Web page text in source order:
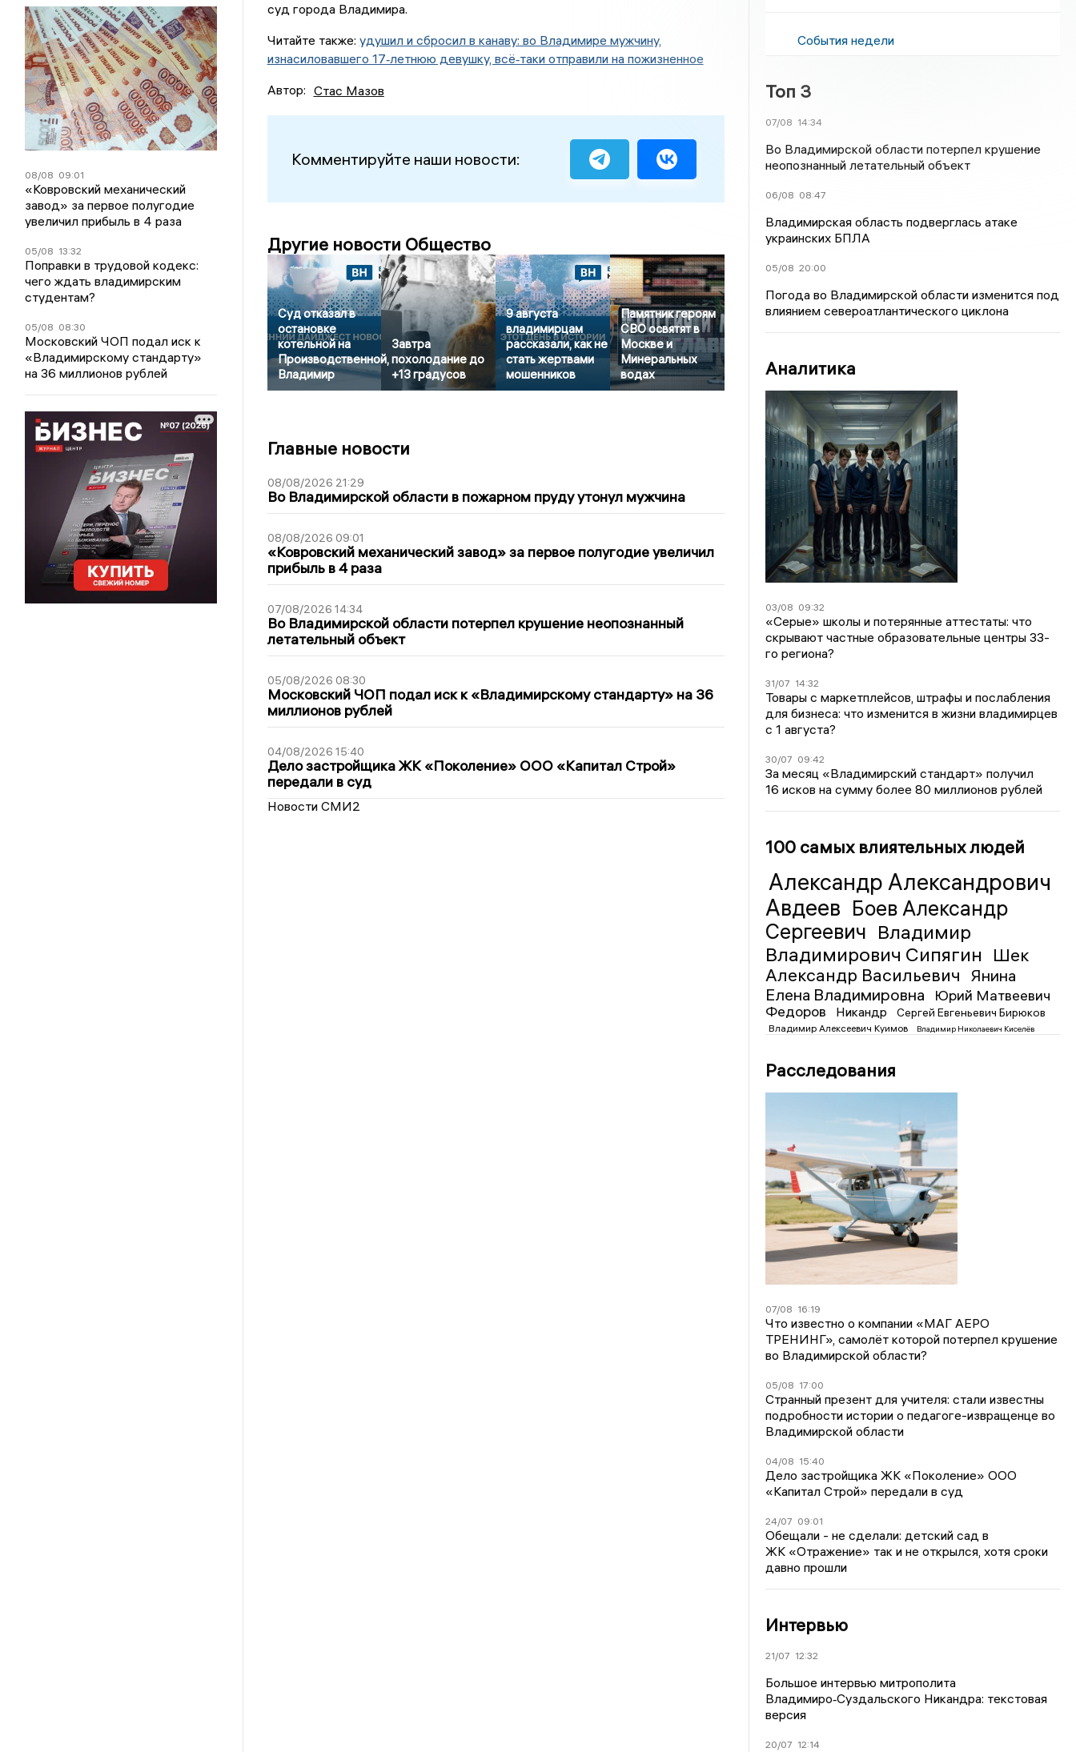
08/08 09:01
«Ковровский механический
завод» за первое полугодие
увеличил прибыль в 4 раза
05/08 13:32
Поправки в трудовой кодекс:
чего ждать владимирским
студентам?
05/08 08:30
Московский ЧОП подал иск к
«Владимирскому стандарту»
на 36 миллионов рублей
суд города Владимира.
Читайте также: удушил и сбросил в канаву: во Владимире мужчину,
изнасиловавшего 17‑летнюю девушку, всё‑таки отправили на пожизненное
Автор: Стас Мазов
Комментируйте наши новости:
Другие новости Общество
Суд отказал в
остановке
котельной на
Производственной,
Владимир
Завтра
похолодание до
+13 градусов
9 августа
владимирцам
рассказали, как не
стать жертвами
мошенников
Памятник героям
СВО освятят в
Москве и
Минеральных
водах
Главные новости
08/08/2026 21:29
Во Владимирской области в пожарном пруду утонул мужчина
08/08/2026 09:01
«Ковровский механический завод» за первое полугодие увеличил
прибыль в 4 раза
07/08/2026 14:34
Во Владимирской области потерпел крушение неопознанный
летательный объект
05/08/2026 08:30
Московский ЧОП подал иск к «Владимирскому стандарту» на 36
миллионов рублей
04/08/2026 15:40
Дело застройщика ЖК «Поколение» ООО «Капитал Строй»
передали в суд
Новости СМИ2
События недели
Топ 3
07/08 14:34
Во Владимирской области потерпел крушение
неопознанный летательный объект
06/08 08:47
Владимирская область подверглась атаке
украинских БПЛА
05/08 20:00
Погода во Владимирской области изменится под
влиянием североатлантического циклона
Аналитика
03/08 09:32
«Серые» школы и потерянные аттестаты: что
скрывают частные образовательные центры 33-
го региона?
31/07 14:32
Товары с маркетплейсов, штрафы и послабления
для бизнеса: что изменится в жизни владимирцев
с 1 августа?
30/07 09:42
За месяц «Владимирский стандарт» получил
16 исков на сумму более 80 миллионов рублей
100 самых влиятельных людей
Александр Александрович
Авдеев Боев Александр
Сергеевич Владимир
Владимирович Сипягин Шек
Александр Васильевич
Янина
Елена Владимировна
Юрий Матвеевич
Федоров
Никандр Сергей Евгеньевич Бирюков
Владимир Алексеевич Куимов Владимир Николаевич Киселёв
Расследования
07/08 16:19
Что известно о компании «МАГ АЕРО
ТРЕНИНГ», самолёт которой потерпел крушение
во Владимирской области?
05/08 17:00
Странный презент для учителя: стали известны
подробности истории о педагоге-извращенце во
Владимирской области
04/08 15:40
Дело застройщика ЖК «Поколение» ООО
«Капитал Строй» передали в суд
24/07 09:01
Обещали - не сделали: детский сад в
ЖК «Отражение» так и не открылся, хотя сроки
давно прошли
Интервью
21/07 12:32
Большое интервью митрополита
Владимиро‑Суздальского Никандра: текстовая
версия
20/07 12:14